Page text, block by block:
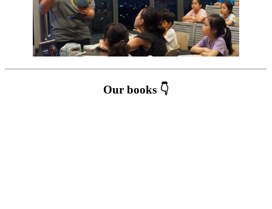
Our books 👇